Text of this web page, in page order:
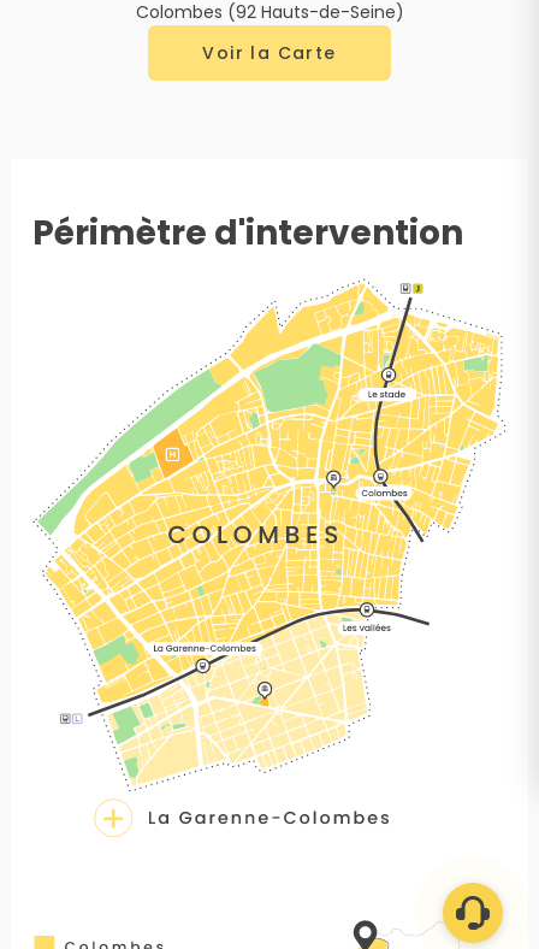
Colombes (92 Hauts-de-Seine)
Voir la Carte
Périmètre d'intervention